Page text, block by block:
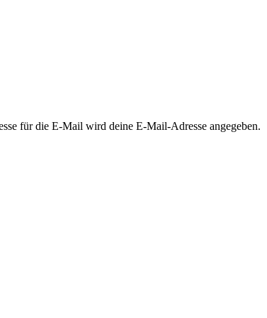
für die E-Mail wird deine E-Mail-Adresse angegeben.